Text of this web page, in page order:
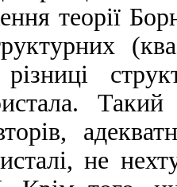
теорiї
рiзницi
не